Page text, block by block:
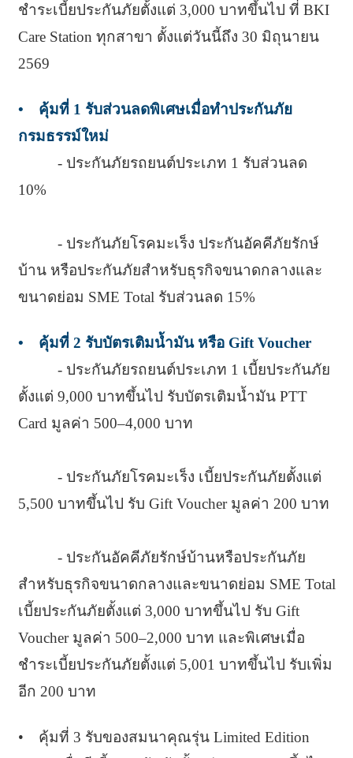
ชำระเบี้ยประกันภัยตั้งแต่ 3,000 บาทขึ้นไป ที่ BKI
Care Station ทุกสาขา ตั้งแต่วันนี้ถึง 30 มิถุนายน
2569
• คุ้มที่ 1 รับส่วนลดพิเศษเมื่อทำประกันภัย
กรมธรรม์ใหม่
- ประกันภัยรถยนต์ประเภท 1 รับส่วนลด
10%
- ประกันภัยโรคมะเร็ง ประกันอัคคีภัยรักษ์
บ้าน หรือประกันภัยสำหรับธุรกิจขนาดกลางและ
ขนาดย่อม SME Total รับส่วนลด 15%
• คุ้มที่ 2 รับบัตรเติมน้ำมัน หรือ Gift Voucher
- ประกันภัยรถยนต์ประเภท 1 เบี้ยประกันภัย
ตั้งแต่ 9,000 บาทขึ้นไป รับบัตรเติมน้ำมัน PTT
Card มูลค่า 500–4,000 บาท
- ประกันภัยโรคมะเร็ง เบี้ยประกันภัยตั้งแต่
5,500 บาทขึ้นไป รับ Gift Voucher มูลค่า 200 บาท
- ประกันอัคคีภัยรักษ์บ้านหรือประกันภัย
สำหรับธุรกิจขนาดกลางและขนาดย่อม SME Total
เบี้ยประกันภัยตั้งแต่ 3,000 บาทขึ้นไป รับ Gift
Voucher มูลค่า 500–2,000 บาท และพิเศษเมื่อ
ชำระเบี้ยประกันภัยตั้งแต่ 5,001 บาทขึ้นไป รับเพิ่ม
อีก 200 บาท
• คุ้มที่ 3 รับของสมนาคุณรุ่น Limited Edition